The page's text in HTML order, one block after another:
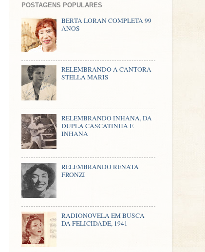
POSTAGENS POPULARES
BERTA LORAN COMPLETA 99
ANOS
RELEMBRANDO A CANTORA
STELLA MARIS
RELEMBRANDO INHANA, DA
DUPLA CASCATINHA E
INHANA
RELEMBRANDO RENATA
FRONZI
RADIONOVELA EM BUSCA
DA FELICIDADE, 1941